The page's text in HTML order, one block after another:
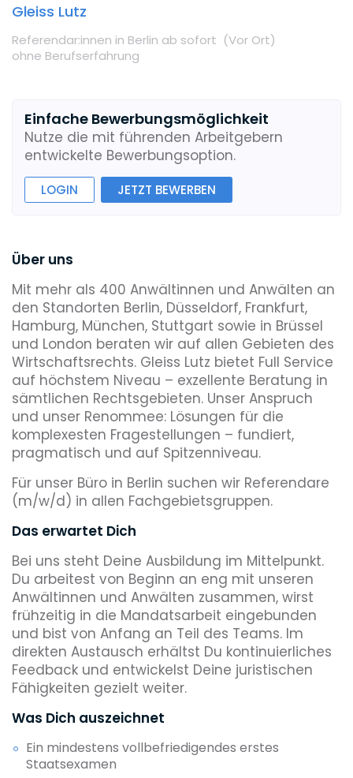
Gleiss Lutz
Referendar:innen in Berlin ab sofort (Vor Ort)
ohne Berufserfahrung
Einfache Bewerbungsmöglichkeit
Nutze die mit führenden Arbeitgebern
entwickelte Bewerbungsoption.
LOGIN JETZT BEWERBEN
Über uns
Mit mehr als 400 Anwältinnen und Anwälten an
den Standorten Berlin, Düsseldorf, Frankfurt,
Hamburg, München, Stuttgart sowie in Brüssel
und London beraten wir auf allen Gebieten des
Wirtschaftsrechts. Gleiss Lutz bietet Full Service
auf höchstem Niveau – exzellente Beratung in
sämtlichen Rechtsgebieten. Unser Anspruch
und unser Renommee: Lösungen für die
komplexesten Fragestellungen – fundiert,
pragmatisch und auf Spitzenniveau.
Für unser Büro in Berlin suchen wir Referendare
(m/w/d) in allen Fachgebietsgruppen.
Das erwartet Dich
Bei uns steht Deine Ausbildung im Mittelpunkt.
Du arbeitest von Beginn an eng mit unseren
Anwältinnen und Anwälten zusammen, wirst
frühzeitig in die Mandatsarbeit eingebunden
und bist von Anfang an Teil des Teams. Im
direkten Austausch erhältst Du kontinuierliches
Feedback und entwickelst Deine juristischen
Fähigkeiten gezielt weiter.
Was Dich auszeichnet
Ein mindestens vollbefriedigendes erstes
Staatsexamen